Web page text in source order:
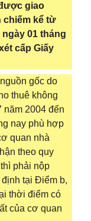
giao
chiếm kể từ
01 tháng
cấp Giấy
gốc do
thuê không
năm 2004 đến
nay phù hợp
quan nhà
theo quy
phải nộp
tại Điểm b,
thời điểm có
của cơ quan